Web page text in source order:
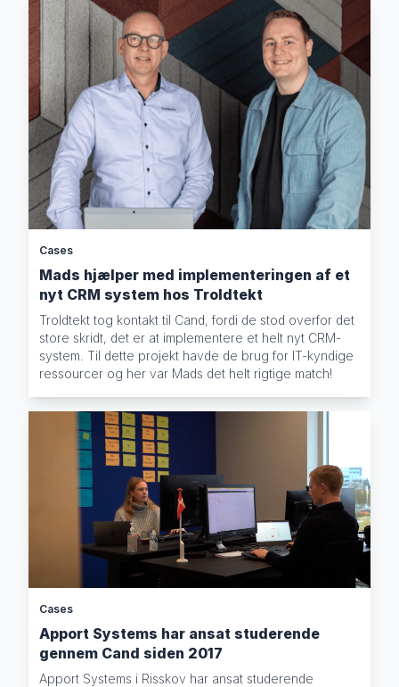
Cases
Mads hjælper med implementeringen af et
nyt CRM system hos Troldtekt
Troldtekt tog kontakt til Cand, fordi de stod overfor det
store skridt, det er at implementere et helt nyt CRM-
system. Til dette projekt havde de brug for IT-kyndige
ressourcer og her var Mads det helt rigtige match!
Cases
Apport Systems har ansat studerende
gennem Cand siden 2017
Apport Systems i Risskov har ansat studerende